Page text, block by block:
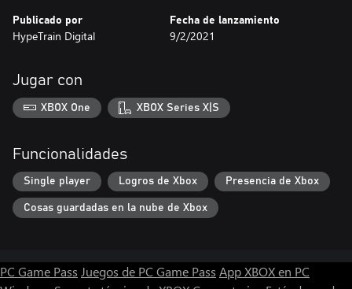
Publicado por
HypeTrain Digital
Fecha de lanzamiento
9/2/2021
Jugar con
XBOX One XBOX Series X|S
Funcionalidades
Single player Logros de Xbox Presencia de Xbox
Cosas guardadas en la nube de Xbox
PC Game Pass Juegos de PC Game Pass App XBOX en PC